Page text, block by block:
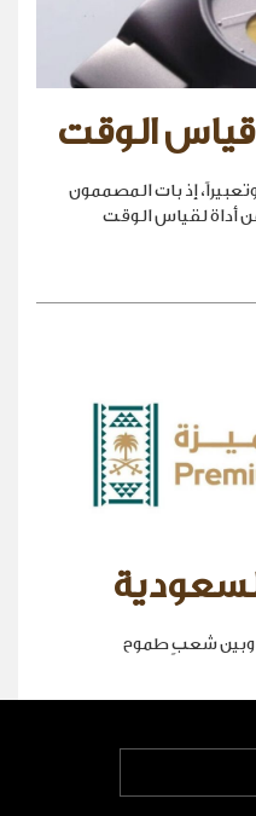
الوقت
إذ بات المصممون
أداة لقياس الوقت
وبين شعبٍ طموح